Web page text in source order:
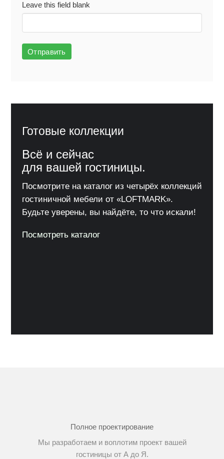
Leave this field blank
Отправить
Готовые коллекции
Всё и сейчас
для вашей гостиницы.
Посмотрите на каталог из четырёх коллекций
гостиничной мебели от «LOFTMARK».
Будьте уверены, вы найдёте, то что искали!
Посмотреть каталог
Полное проектирование
Мы разработаем и воплотим проект вашей
гостиницы от А до Я.